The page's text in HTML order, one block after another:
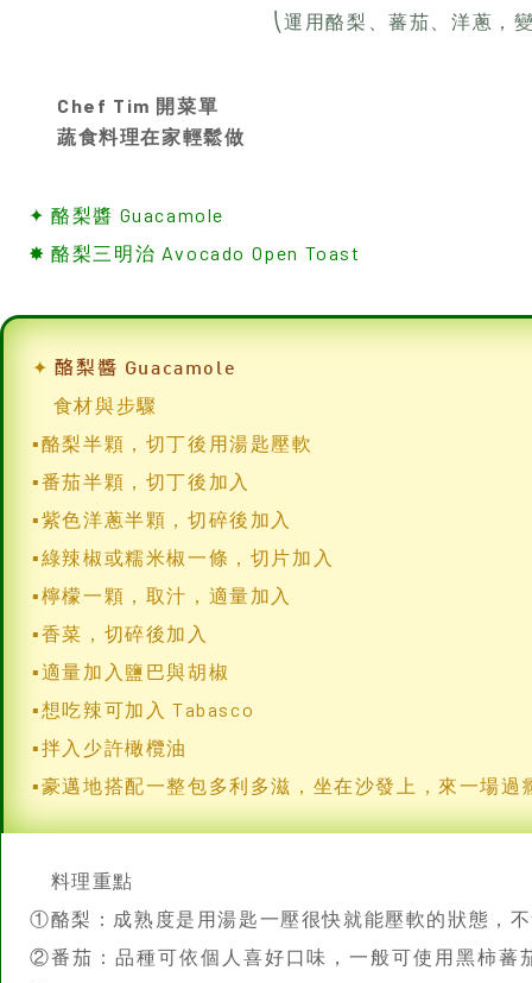
食材與步驟
▪酪梨半顆，切丁後用湯匙壓軟
▪紫色洋蔥半顆，切碎後加入
▪綠辣椒或糯米椒一條，切片加入
▪檸檬一顆，取汁，適量加入
▪香菜，切碎後加入
▪適量加入鹽巴與胡椒
▪想吃辣可加入 Tabasco
▪拌入少許橄欖油
▪豪邁地搭配一整包多利多滋，坐在沙發上，來一場過
料理重點
①酪梨：成熟度是用湯匙一壓很快就能壓軟的狀態，
②番茄：品種可依個人喜好口味，一般可使用黑柿
④調味：可以選擇綠辣椒或糯米椒來增加香氣和辣度。
⑤取檸檬汁：手壓檸檬滾幾圈，讓檸檬裡面的纖維軟
⑥香菜：覺得台灣的香菜氣味太過嗆鼻，可以用西方